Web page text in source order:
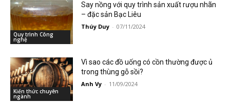
Quy trình Công
nghệ
Say nồng với quy trình sản xuất rượu nhãn
– đặc sản Bạc Liêu
Thúy Duy - 07/11/2024
Kiến thức chuyên
ngành
Vì sao các đồ uống có cồn thường được ủ
trong thùng gỗ sồi?
Anh Vy - 11/09/2024